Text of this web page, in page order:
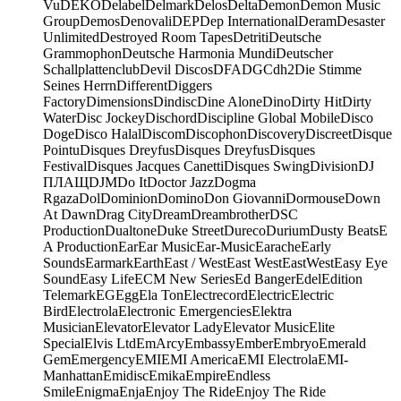
VuDEKODelabelDelmarkDelosDeltaDemonDemon Music
GroupDemosDenovaliDEPDep InternationalDeramDesaster
UnlimitedDestroyed Room TapesDetritiDeutsche
GrammophonDeutsche Harmonia MundiDeutscher
SchallplattenclubDevil DiscosDFADGCdh2Die Stimme
Seines HerrnDifferentDiggers
FactoryDimensionsDindiscDine AloneDinoDirty HitDirty
WaterDisc JockeyDischordDiscipline Global MobileDisco
DogeDisco HalalDiscomDiscophonDiscoveryDiscreetDisque
PointuDisques DreyfusDisques DreyfusDisques
FestivalDisques Jacques CanettiDisques SwingDivisionDJ
ПЛАЩDJMDo ItDoctor JazzDogma
RgazaDolDominionDominoDon GiovanniDormouseDown
At DawnDrag CityDreamDreambrotherDSC
ProductionDualtoneDuke StreetDurecoDuriumDusty BeatsE
A ProductionEarEar MusicEar-MusicEaracheEarly
SoundsEarmarkEarthEast / WestEast WestEastWestEasy Eye
SoundEasy LifeECM New SeriesEd BangerEdelEdition
TelemarkEGEggEla TonElectrecordElectricElectric
BirdElectrolaElectronic EmergenciesElektra
MusicianElevatorElevator LadyElevator MusicElite
SpecialElvis LtdEmArcyEmbassyEmberEmbryoEmerald
GemEmergencyEMIEMI AmericaEMI ElectrolaEMI-
ManhattanEmidiscEmikaEmpireEndless
SmileEnigmaEnjaEnjoy The RideEnjoy The Ride